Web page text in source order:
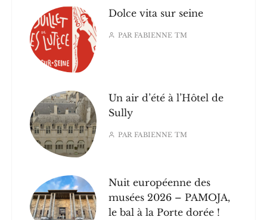
Dolce vita sur seine
PARFABIENNE TM
Un air d’été à l’Hôtel de
Sully
PARFABIENNE TM
Nuit européenne des
musées 2026 – PAMOJA,
le bal à la Porte dorée !